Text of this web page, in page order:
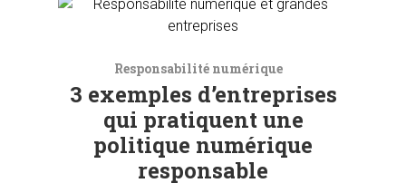
Responsabilité numérique
3 exemples d’entreprises
qui pratiquent une
politique numérique
responsable